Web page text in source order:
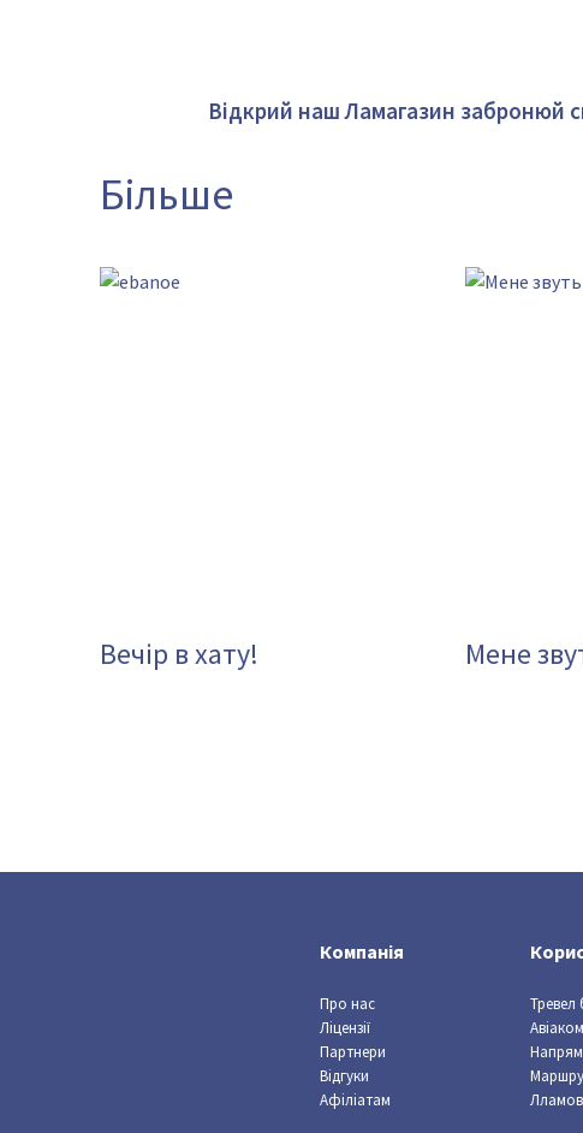
Відкрий наш Ламагазин забронюй
Більше
Вечір в хату! Мене
Компанія
Про нас
Ліцензії
Партнери
Відгуки
Афіліатам
Тревел